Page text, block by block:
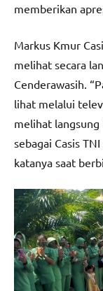
memberikan
Markus Kmur
melihat secara
Cenderawasih.
lihat melalui
melihat langsung
sebagai Casis
katanya saat